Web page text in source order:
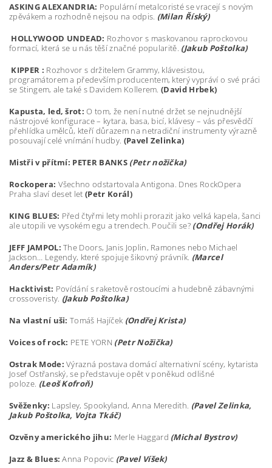
ASKING ALEXANDRIA: Populární metalcoristé se vracejí s novým
zpěvákem a rozhodně nejsou na odpis. (Milan Říský)
HOLLYWOOD UNDEAD: Rozhovor s maskovanou raprockovou
formací, která se u nás těší značné popularitě. (Jakub Poštolka)
KIPPER : Rozhovor s držitelem Grammy, klávesistou,
programátorem a především producentem, který vypráví o své práci
se Stingem, ale také s Davidem Kollerem. (David Hrbek)
Kapusta, led, šrot:O tom, že není nutné držet se nejnudnější
nástrojové konfigurace – kytara, basa, bicí, klávesy – vás přesvědčí
přehlídka umělců, kteří důrazem na netradiční instrumenty výrazně
posouvají celé vnímání hudby. (Pavel Zelinka)
Mistři v přítmí: PETER BANKS (Petr nožička)
Rockopera: Všechno odstartovala Antigona. Dnes RockOpera
Praha slaví deset let(Petr Korál)
KING BLUES: Před čtyřmi lety mohli prorazit jako velká kapela, šanci
ale utopili ve vysokém egu a trendech. Poučili se? (Ondřej Horák)
JEFF JAMPOL:The Doors, Janis Joplin, Ramones nebo Michael
Jackson… Legendy, které spojuje šikovný právník. (Marcel
Anders/Petr Adamík)
Hacktivist: Povídání s raketově rostoucími a hudebně zábavnými
crossoveristy. (Jakub Poštolka)
Na vlastní uši:Tomáš Hajíček (Ondřej Krista)
Voices of rock: PETE YORN (Petr Nožička)
Ostrak Mode:Výrazná postava domácí alternativní scény, kytarista
Josef Ostřanský, se představuje opět v poněkud odlišné
poloze. (Leoš Kofroň)
Svěženky: Lapsley, Spookyland, Anna Meredith. (Pavel Zelinka,
Jakub Poštolka, Vojta Tkáč)
Ozvěny amerického jihu: Merle Haggard (Michal Bystrov)
Jazz & Blues:Anna Popovic (Pavel Víšek)